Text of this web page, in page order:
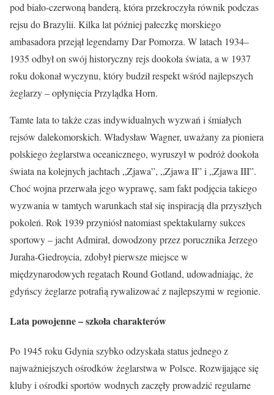
pod biało-czerwoną banderą, która przekroczyła równik podczas
rejsu do Brazylii. Kilka lat później pałeczkę morskiego
ambasadora przejął legendarny Dar Pomorza. W latach 1934–
1935 odbył on swój historyczny rejs dookoła świata, a w 1937
roku dokonał wyczynu, który budził respekt wśród najlepszych
żeglarzy – opłynięcia Przylądka Horn.
Tamte lata to także czas indywidualnych wyzwań i śmiałych
rejsów dalekomorskich. Władysław Wagner, uważany za pioniera
polskiego żeglarstwa oceanicznego, wyruszył w podróż dookoła
świata na kolejnych jachtach „Zjawa”, „Zjawa II” i „Zjawa III”.
Choć wojna przerwała jego wyprawę, sam fakt podjęcia takiego
wyzwania w tamtych warunkach stał się inspiracją dla przyszłych
pokoleń. Rok 1939 przyniósł natomiast spektakularny sukces
sportowy – jacht Admirał, dowodzony przez porucznika Jerzego
Juraha-Giedroycia, zdobył pierwsze miejsce w
międzynarodowych regatach Round Gotland, udowadniając, że
gdyńscy żeglarze potrafią rywalizować z najlepszymi w regionie.
Lata powojenne – szkoła charakterów
Po 1945 roku Gdynia szybko odzyskała status jednego z
najważniejszych ośrodków żeglarstwa w Polsce. Rozwijające się
kluby i ośrodki sportów wodnych zaczęły prowadzić regularne